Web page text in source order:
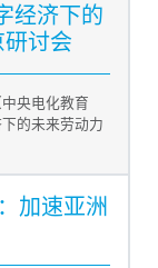
经济下的
讨会
央电化教育
的未来劳动力
加速亚洲